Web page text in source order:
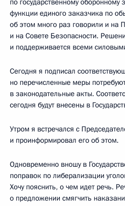
по государственному оборонному
функции единого заказчика по
об этом много раз говорили и на
и на Совете Безопасности.
и поддерживается всеми
Сегодня я подписал
но перечисленные меры
в законодательные акты.
сегодня будут внесены в
Утром я встречался с
и проинформировал его об этом.
Одновременно вношу в
поправок по либерализации
Хочу пояснить, о чем идет речь.
о предложении смягчить